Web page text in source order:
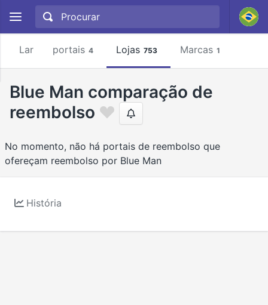
Lar portais 4 Lojas 753 Marcas 1
Blue Man comparação de
reembolso
No momento, não há portais de reembolso que
ofereçam reembolso por Blue Man
História